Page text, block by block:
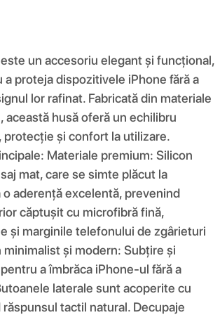
un accesoriu elegant și funcțional,
proteja dispozitivele iPhone fără a
lor rafinat. Fabricată din materiale
această husă oferă un echilibru
și confort la utilizare.
Materiale premium: Silicon
mat, care se simte plăcut la
aderență excelentă, prevenind
căptușit cu microfibră fină,
și marginile telefonului de zgârieturi
minimalist și modern: Subțire și
a îmbrăca iPhone-ul fără a
laterale sunt acoperite cu
tactil natural. Decupaje